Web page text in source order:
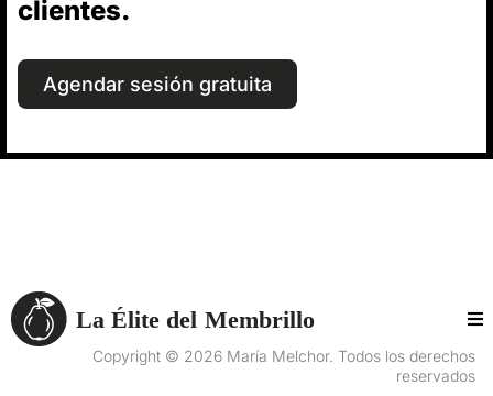
clientes.
Agendar sesión gratuita
Copyright © 2026 María Melchor. Todos los derechos
reservados